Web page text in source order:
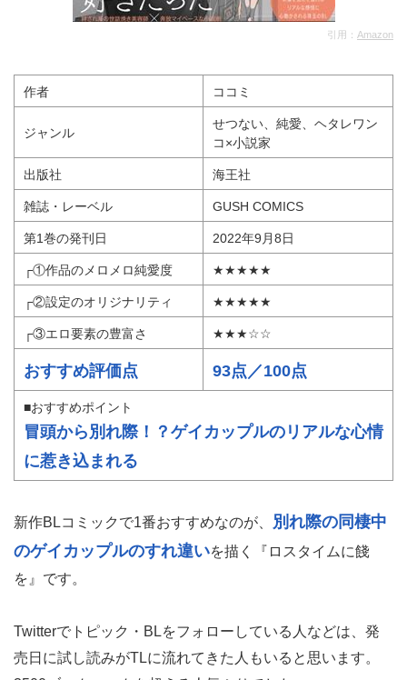
引用： Amazon
作者 ココミ
ジャンル
せつない、純愛、ヘタレワン
コ×小説家
出版社 海王社
雑誌・レーベル GUSH COMICS
第1巻の発刊日 2022年9月8日
┌①作品のメロメロ純愛度 ★★★★★
┌②設定のオリジナリティ ★★★★★
┌③エロ要素の豊富さ ★★★☆☆
おすすめ評価点 93点／100点
■おすすめポイント
冒頭から別れ際！？ゲイカップルのリアルな心情
に惹き込まれる
新作BLコミックで1番おすすめなのが、
別れ際の同棲中
のゲイカップルのすれ違いを描く『ロスタイムに餞
を』です。
Twitterでトピック・BLをフォローしている人などは、発
売日に試し読みがTLに流れてきた人もいると思います。